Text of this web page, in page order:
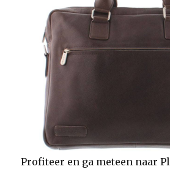
Profiteer en ga meteen naar